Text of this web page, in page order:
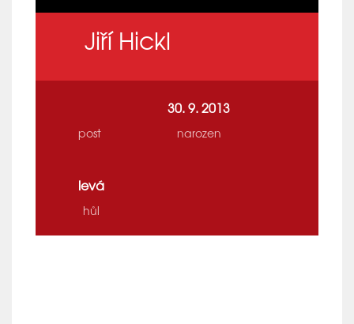
Jiří Hickl
post
30. 9. 2013
narozen
levá
hůl